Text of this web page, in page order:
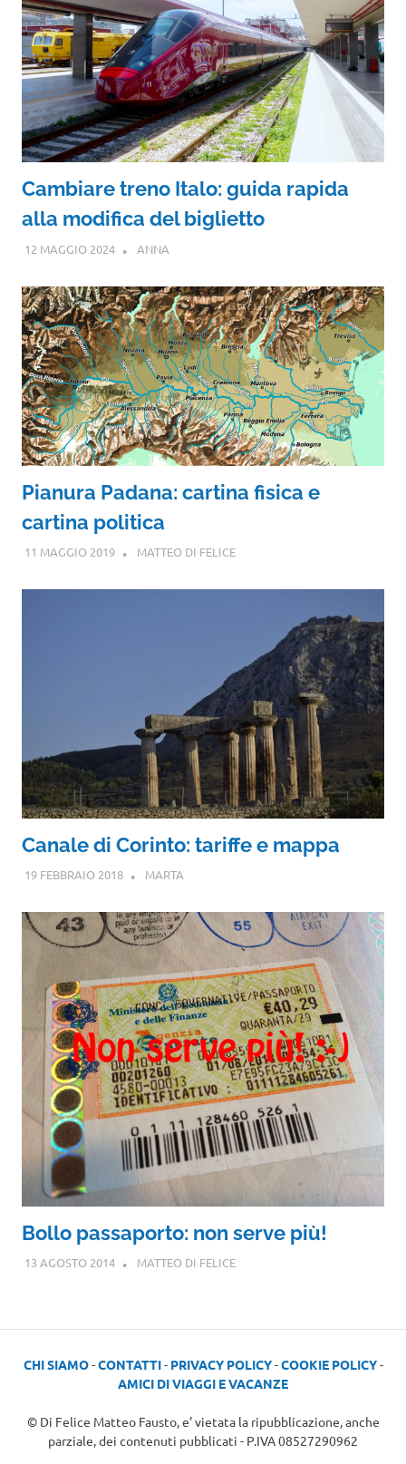
Cambiare treno Italo: guida rapida
alla modifica del biglietto
12 MAGGIO 2024 ANNA
Pianura Padana: cartina fisica e
cartina politica
11 MAGGIO 2019 MATTEO DI FELICE
Canale di Corinto: tariffe e mappa
19 FEBBRAIO 2018 MARTA
Bollo passaporto: non serve più!
13 AGOSTO 2014 MATTEO DI FELICE
CHI SIAMO-CONTATTI- PRIVACY POLICY-COOKIE POLICY-
AMICI DI VIAGGI E VACANZE
© Di Felice Matteo Fausto, e' vietata la ripubblicazione, anche
parziale, dei contenuti pubblicati - P.IVA 08527290962